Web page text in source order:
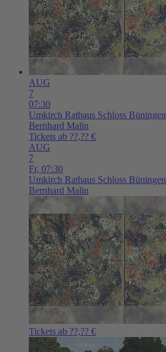
AUG
7
07:30
Umkirch Rathaus Schloss Büningen
Bernhard Malin
Tickets ab ??,?? €
AUG
7
Fr, 07:30
Umkirch Rathaus Schloss Büningen
Bernhard Malin
Tickets ab ??,?? €